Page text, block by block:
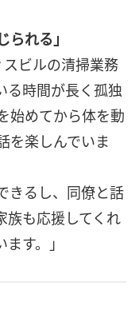
られる」
ビルの清掃業務
る時間が長く孤独
始めてから体を動
を楽しんでいま
きるし、同僚と話
族も応援してくれ
す。」